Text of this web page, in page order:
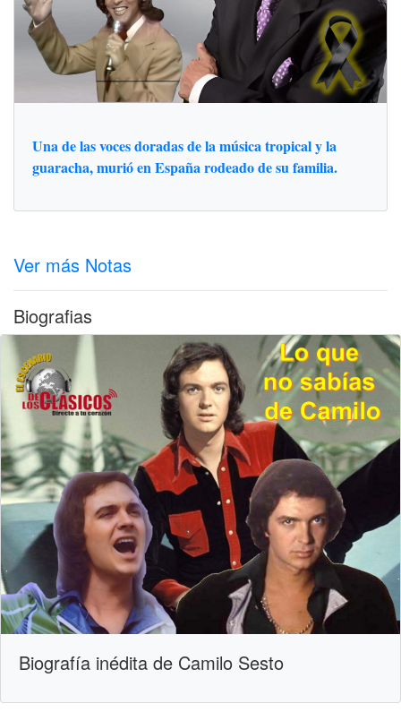
Una de las voces doradas de la música tropical y la
guaracha, murió en España rodeado de su familia.
Ver más Notas
Biografias
Biografía inédita de Camilo Sesto